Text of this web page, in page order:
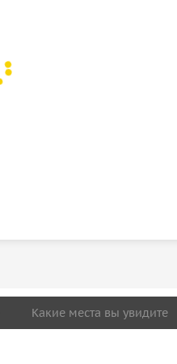
Какие места вы увидите